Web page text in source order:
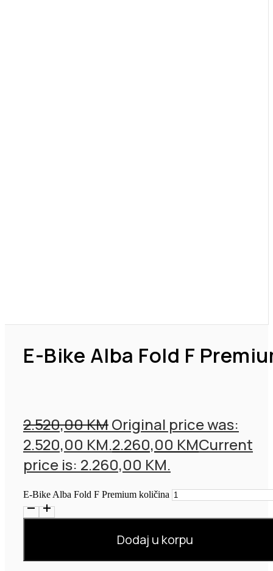
E-Bike Alba Fold F
2.520,00KMOriginal price was:
2.520,00 KM.2.260,00 KMCurrent
price is: 2.260,00 KM.
E-Bike Alba Fold F Premium količina
Dodaj u korpu